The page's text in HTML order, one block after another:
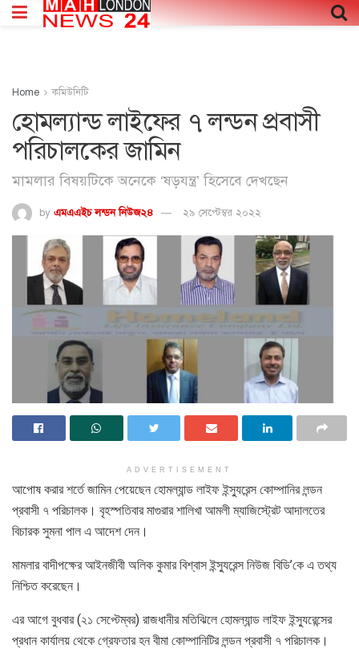
Home কমিউনিটি
হোমল্যান্ড লাইফের ৭ লন্ডন প্রবাসী
পরিচালকের জামিন
মামলার বিষয়টিকে অনেকে ‘ষড়যন্ত্র’ হিসেবে দেখছেন
by এমএএইচ লন্ডন নিউজ২৪ ২৯ সেপ্টেম্বর ২০২২
ADVERTISEMENT
আপোষ করার শর্তে জামিন পেয়েছেন হোমল্যান্ড লাইফ ইন্স্যুরেন্স কোম্পানির লন্ডন
প্রবাসী ৭ পরিচালক। বৃহস্পতিবার মাগুরার শালিখা আমলী ম্যাজিস্ট্রেট আদালতের
বিচারক সুমনা পাল এ আদেশ দেন।
মামলার বাদীপক্ষের আইনজীবী অলিক কুমার বিশ্বাস ইন্স্যুরেন্স নিউজ বিডি’কে এ তথ্য
নিশ্চিত করেছেন।
এর আগে বুধবার (২১ সেপ্টেম্বর) রাজধানীর মতিঝিলে হোমল্যান্ড লাইফ ইন্স্যুরেন্সের
প্রধান কার্যালয় থেকে গ্রেফতার হন বীমা কোম্পানিটির লন্ডন প্রবাসী ৭ পরিচালক।